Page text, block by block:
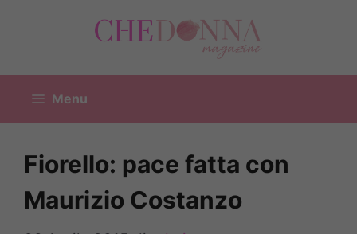
Menu
Fiorello: pace fatta con
Maurizio Costanzo